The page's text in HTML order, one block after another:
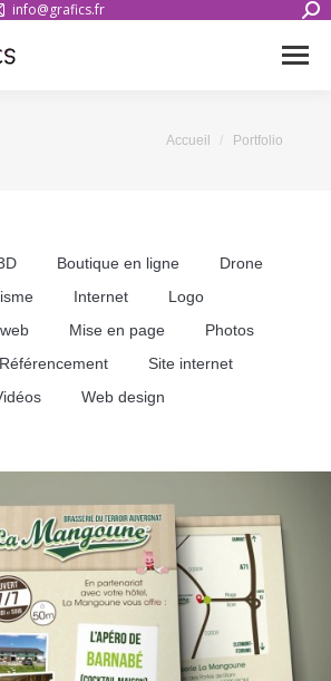
info@grafics.fr
Vous êtes ici :
Accueil Portfolio
Boutique en ligne
Drone
Internet
Logo
Mise en page
Photos
Référencement
Site internet
Web design